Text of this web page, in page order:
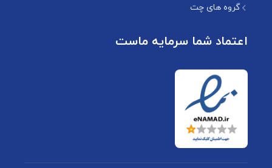
گروه های چت
اعتماد شما سرمایه ماست